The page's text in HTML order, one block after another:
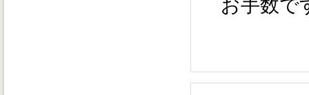
お手数で